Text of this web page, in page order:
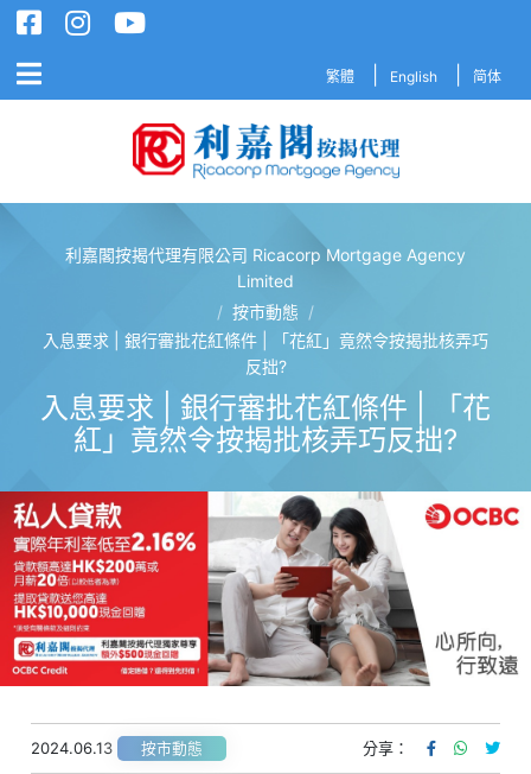
繁體 English 简体
利嘉閣按揭代理有限公司 Ricacorp Mortgage Agency
Limited
/ 按市動態 /
入息要求 | 銀行審批花紅條件 | 「花紅」竟然令按揭批核弄巧
反拙?
入息要求 | 銀行審批花紅條件 | 「花
紅」竟然令按揭批核弄巧反拙?
2024.06.13 按市動態 分享：